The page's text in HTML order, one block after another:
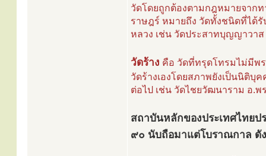
วัดโดยถูกต้องตามกฎหมายจาก
ราษฎร์ หมายถึง วัดทั้งชนิดที่ได้
หลวง เช่น วัดประสาทบุญญาวาส
วัดร้าง คือ วัดที่ทรุดโทรมไม่มีพร
วัดร้างเองโดยสภาพยังเป็นนิติ
ต่อไป เช่น วัดไชยวัฒนาราม อ.
สถาบันหลักของประเทศไทย
๙๐ นับถือมาแต่โบราณกาล ดั